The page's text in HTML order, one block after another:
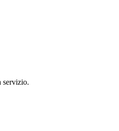
servizio.